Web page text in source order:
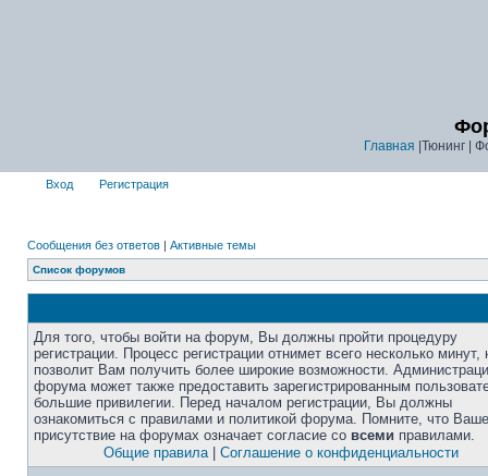
Главная |Тюнинг |
Вход Регистрация
Сообщения без ответов | Активные темы
Список форумов
Для того, чтобы войти на форум, Вы должны пройти процедуру
регистрации. Процесс регистрации отнимет всего несколько минут,
позволит Вам получить более широкие возможности.
форума может также предоставить зарегистрированным
большие привилегии. Перед началом регистрации, Вы должны
ознакомиться с правилами и политикой форума. Помните, что Ваше
присутствие на форумах означает согласие со всеми правилами.
Общие правила| Соглашение о конфиденциальности